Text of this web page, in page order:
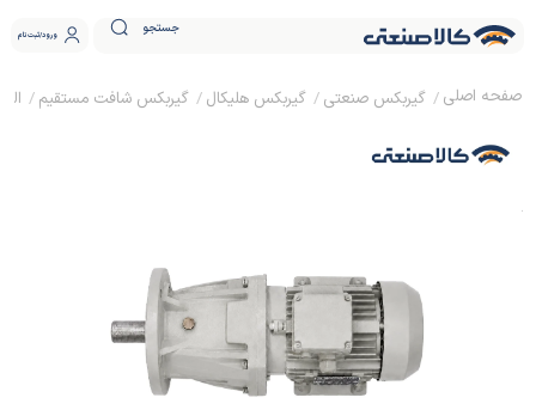
جستجو ورود ثبت نام
گیربکس صنعتی گیربکس هلیکال گیربکس شافت مستقیم
جنس بدنه گیربکس: چدن
جنس بدنه الکتروموتور:آلومینیومی